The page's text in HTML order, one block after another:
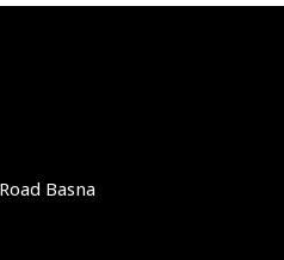
Basna